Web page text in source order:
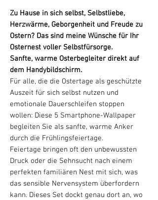
Zu Hause in sich selbst, Selbstliebe,
Herzwärme, Geborgenheit und Freude zu
Ostern? Das sind meine Wünsche für Ihr
Osternest voller Selbstfürsorge.
Sanfte, warme Osterbegleiter direkt auf
dem Handybildschirm.
Für alle, die die Ostertage als geschützte
Auszeit für sich selbst nutzen und
emotionale Dauerschleifen stoppen
wollen: Diese 5 Smartphone-Wallpaper
begleiten Sie als sanfte, warme Anker
durch die Frühlingsfeiertage.
Feiertage bringen oft den unbewussten
Druck oder die Sehnsucht nach einem
perfekten familiären Nest mit sich, was
das sensible Nervensystem überfordern
kann. Dieses Set dockt genau dort an, wo